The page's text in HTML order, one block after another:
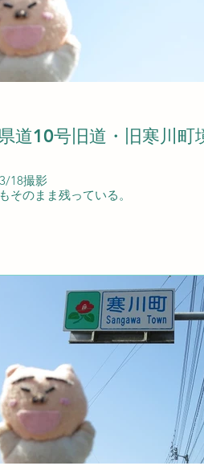
道10号旧道・旧寒川町
18撮影
そのまま残っている。